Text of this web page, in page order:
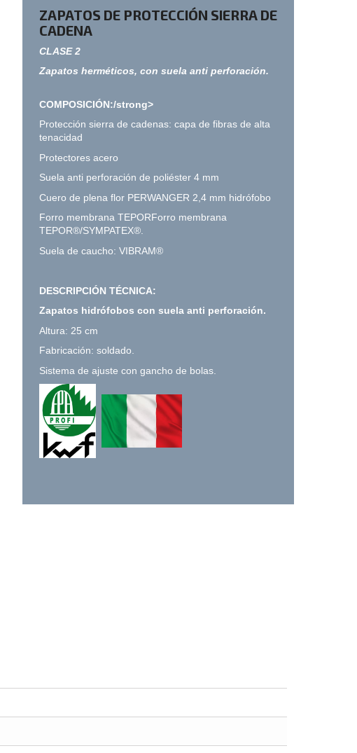
ZAPATOS DE PROTECCIÓN SIERRA DE
CADENA
CLASE 2
Zapatos herméticos, con suela anti perforación.
COMPOSICIÓN:/strong>
Protección sierra de cadenas: capa de fibras de alta
tenacidad
Protectores acero
Suela anti perforación de poliéster 4 mm
Cuero de plena flor PERWANGER 2,4 mm hidrófobo
Forro membrana TEPORForro membrana
TEPOR®/SYMPATEX®.
Suela de caucho: VIBRAM®
DESCRIPCIÓN TÉCNICA:
Zapatos hidrófobos con suela anti perforación.
Altura: 25 cm
Fabricación: soldado.
Sistema de ajuste con gancho de bolas.